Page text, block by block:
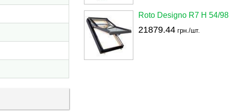
Roto Designo R7 H 54/98
21879.44 грн./шт.